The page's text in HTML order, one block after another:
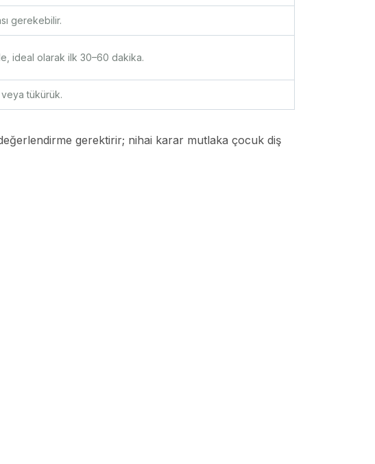
gerekebilir.
ideal olarak ilk 30–60 dakika.
tükürük.
gerektirir; nihai karar mutlaka çocuk diş